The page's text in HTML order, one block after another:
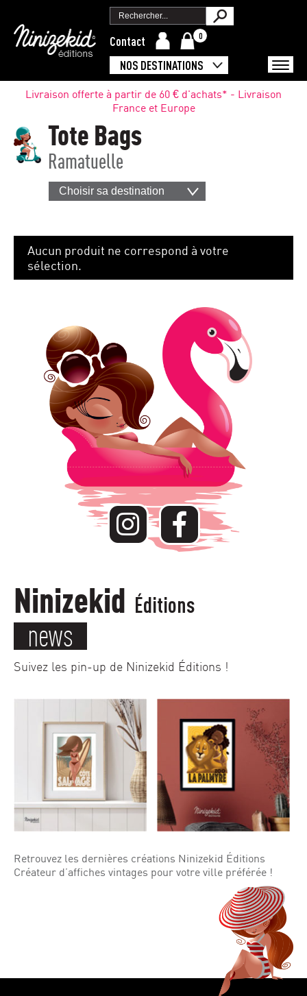
Contact 0
NOS DESTINATIONS
Livraison offerte à partir de 60 € d'achats* - Livraison
France et Europe
Tote Bags
Ramatuelle
Choisir sa destination
Aucun produit ne correspond à votre
sélection.
Ninizekid Éditions
news
Suivez les pin-up de Ninizekid Éditions !
Retrouvez les dernières créations Ninizekid Éditions
Créateur d’affiches vintages pour votre ville préférée !